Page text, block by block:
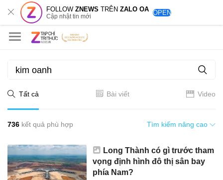
FOLLOWZNEWS TRÊNZALO OA
Cập nhật tin mới OPEN
Tất cả Bài viết Video
736 kết quả phù hợp Tìm kiếm nâng cao
Long Thành có gì trước tham
vọng định hình đô thị sân bay
phía Nam?